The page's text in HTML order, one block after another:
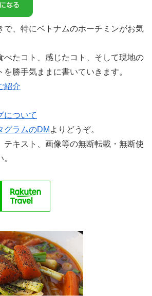
で、特にベトナムのホーチミンがお気
べたコト、感じたコト、そして現地の
を勝手気ままに書いていきます。
紹介
について
グラムのDM よりどうぞ。
キスト、画像等の無断転載・無断使